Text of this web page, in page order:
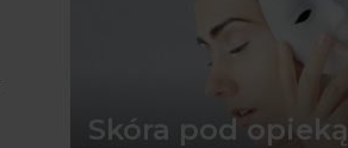
Skóra pod opieką